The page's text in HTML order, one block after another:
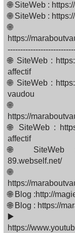
🌐 SiteWeb :
🌐 SiteWeb :
🌐
https://
🌐 SiteWeb :
affectif
🌐 SiteWeb :
vaudou
🌐
https://
🌐 SiteWeb :
affectif
🌐 SiteWeb :
89.webself.net/
🌐
https://
🌐 Blog :http://
🌐 Blog : https://
▶️
https://